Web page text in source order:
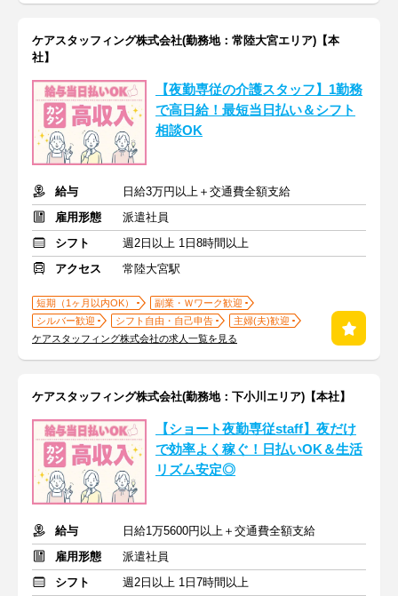
ケアスタッフィング株式会社(勤務地：常陸大宮エリア)【本
社】
【夜勤専従の介護スタッフ】1勤務
で高日給！最短当日払い＆シフト
相談OK
給与
日給3万円以上＋交通費全額支給
雇用形態
派遣社員
シフト
週2日以上 1日8時間以上
アクセス
常陸大宮駅
短期（1ヶ月以内OK）
副業・Ｗワーク歓迎
シルバー歓迎
シフト自由・自己申告
主婦(夫)歓迎
ケアスタッフィング株式会社の求人一覧を見る
ケアスタッフィング株式会社(勤務地：下小川エリア)【本社】
【ショート夜勤専従staff】夜だけ
で効率よく稼ぐ！日払いOK＆生活
リズム安定◎
給与
日給1万5600円以上＋交通費全額支給
雇用形態
派遣社員
シフト
週2日以上 1日7時間以上